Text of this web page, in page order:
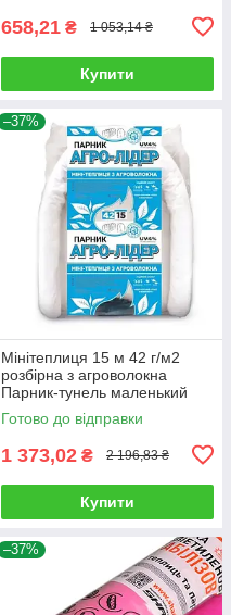
658,21 ₴ 1 053,14 ₴
Купити
–37%
Мінітеплиця 15 м 42 г/м2
розбірна з агроволокна
Парник-тунель маленький
Агро-Лідер Мініпарник
арковий
Готово до відправки
1 373,02 ₴ 2 196,83 ₴
Купити
–37%